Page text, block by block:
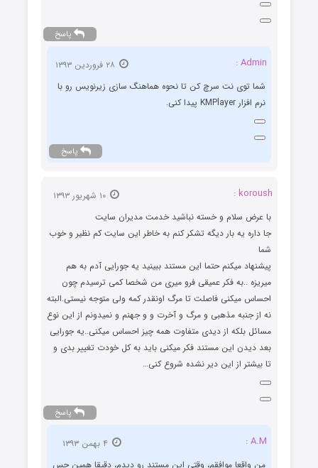
پاسخ
Admin :
شما توی نت سرچ کن تا نحوه هماهنگ سازی زیرنویس رو با
نرم افزار KMPlayer پیدا کنی.
پاسخ
koroush :
با عرض سلام و خسته نباشید خدمت مدیران سایت
جا داره یه بار دیگه تشکر کنم به خاطر این سایت کم نظیر و خوب
شما
پیشنهاد میکنم حتما این مستند ببینید یه جورایی آدم به هم
میریزه ..به فکر عمیقی فرو میری من شخصا کمی ترسیدم چون
احساس میکنی فاصلت تا مرگ اونقدر کمه ولی متوجه نیستی.البته
نه از جنبه مذهبی و مرگ و آخرت و و جهنم و نمیدونم از این نوع
مسائل بلکه از دیدی متفاوت همه چیز احساس میکنی..یه جورایی
بعد دیدن این مستند فکر میکنی باید به کل خودت تغییر بدی و
تا بیشتر از این دیر نشده شروع کنی…
پاسخ
A.M :
من واقعا موافقم، وقتی این مستند رو دیدم، دقیقا همین حس